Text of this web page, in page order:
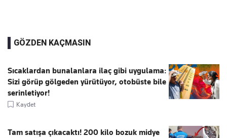
GÖZDEN KAÇMASIN
Sıcaklardan bunalanlara ilaç gibi uygulama:
Sizi görüp gölgeden yürütüyor, otobüste bile
serinletiyor!
Kaydet
Tam satışa çıkacaktı! 200 kilo bozuk midye